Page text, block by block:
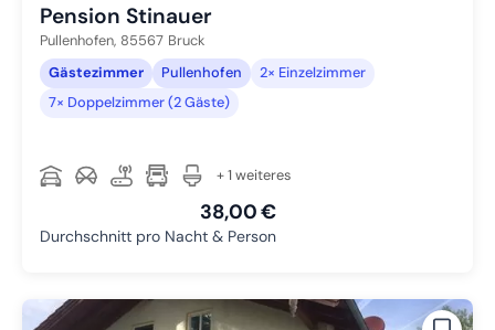
Pension Stinauer
Pullenhofen, 85567 Bruck
Gästezimmer
Pullenhofen
2× Einzelzimmer
7× Doppelzimmer (2 Gäste)
+ 1 weiteres
38,00 €
Durchschnitt pro Nacht & Person